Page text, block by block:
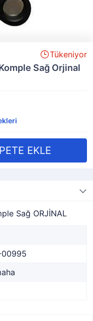
Tükeniyor
Sağ Orjinal
Sağ ORJİNAL
00995